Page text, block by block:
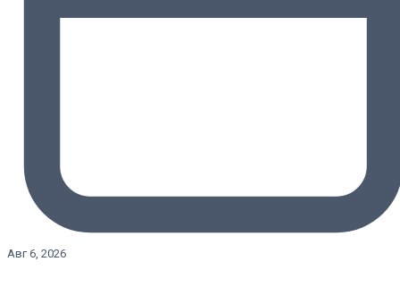
Авг 6, 2026